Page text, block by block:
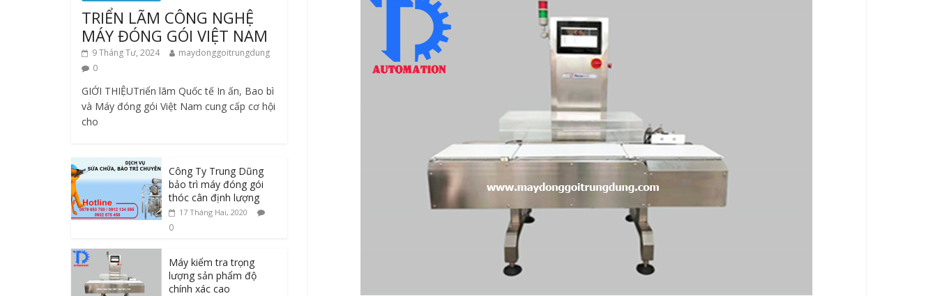
TRIỂN LÃM CÔNG NGHỆ
MÁY ĐÓNG GÓI VIỆT NAM
9 Tháng Tư, 2024
maydonggoitrungdung
0
GIỚI THIỆUTriển lãm Quốc tế In ấn, Bao bì
và Máy đóng gói Việt Nam cung cấp cơ hội
cho
Công Ty Trung Dũng
bảo trì máy đóng gói
thóc cân định lượng
17 Tháng Hai, 2020
0
Máy kiểm tra trọng
lượng sản phẩm độ
chính xác cao